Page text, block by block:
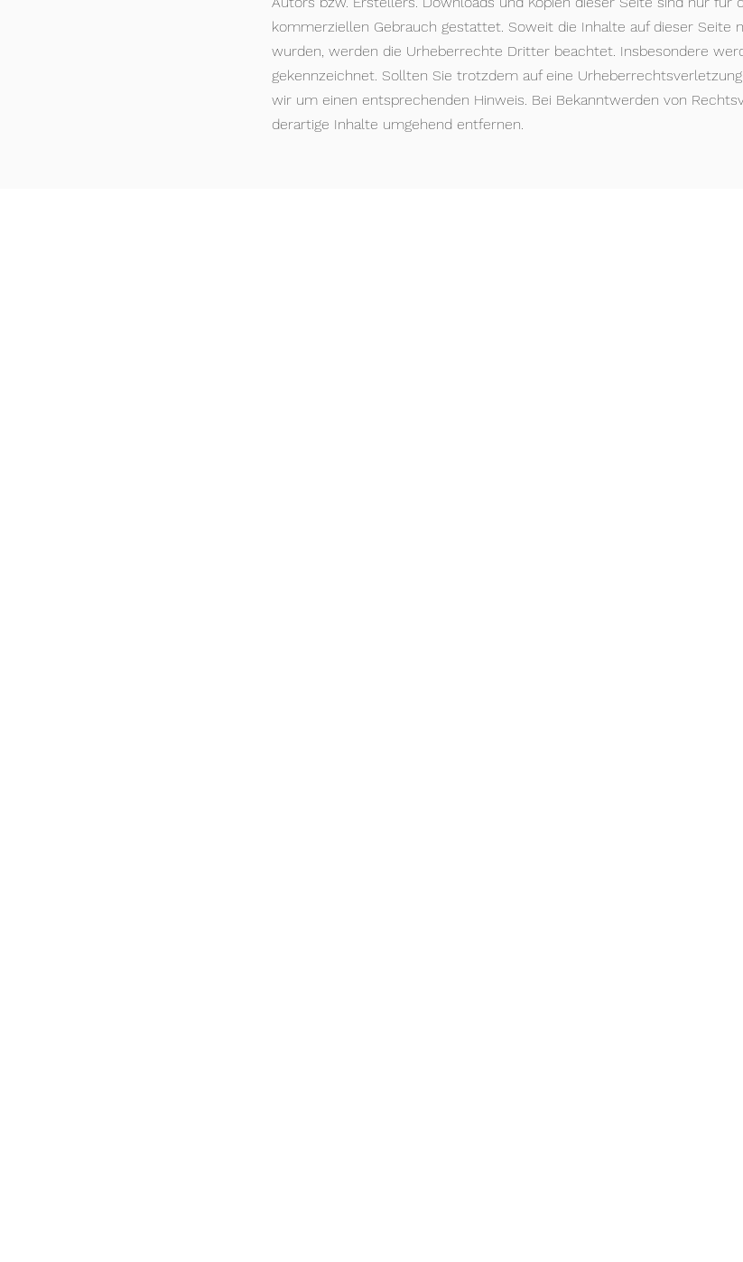
kommerziellen Gebrauch gestattet. Soweit die Inhalte auf dieser
wurden, werden die Urheberrechte Dritter beachtet. Insbesondere
gekennzeichnet. Sollten Sie trotzdem auf eine
wir um einen entsprechenden Hinweis. Bei Bekanntwerden von
derartige Inhalte umgehend entfernen.